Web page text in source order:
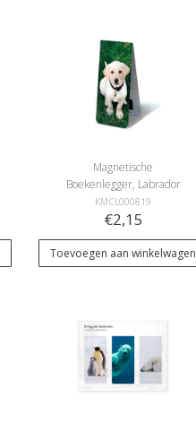
Magnetische
Boekenlegger, Labrador
Puppy
KMCL000819
€2,15
Toevoegen aan winkelwagen